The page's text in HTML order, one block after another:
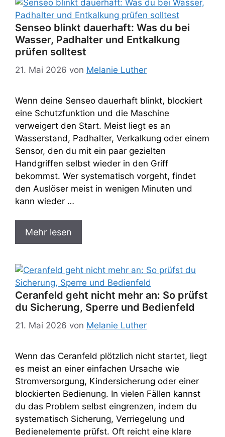
Senseo blinkt dauerhaft: Was du bei
Wasser, Padhalter und Entkalkung
prüfen solltest
21. Mai 2026 von Melanie Luther
Wenn deine Senseo dauerhaft blinkt, blockiert
eine Schutzfunktion und die Maschine
verweigert den Start. Meist liegt es an
Wasserstand, Padhalter, Verkalkung oder einem
Sensor, den du mit ein paar gezielten
Handgriffen selbst wieder in den Griff
bekommst. Wer systematisch vorgeht, findet
den Auslöser meist in wenigen Minuten und
kann wieder …
Mehr lesen
Ceranfeld geht nicht mehr an: So prüfst
du Sicherung, Sperre und Bedienfeld
21. Mai 2026 von Melanie Luther
Wenn das Ceranfeld plötzlich nicht startet, liegt
es meist an einer einfachen Ursache wie
Stromversorgung, Kindersicherung oder einer
blockierten Bedienung. In vielen Fällen kannst
du das Problem selbst eingrenzen, indem du
systematisch Sicherung, Verriegelung und
Bedienelemente prüfst. Oft reicht eine klare